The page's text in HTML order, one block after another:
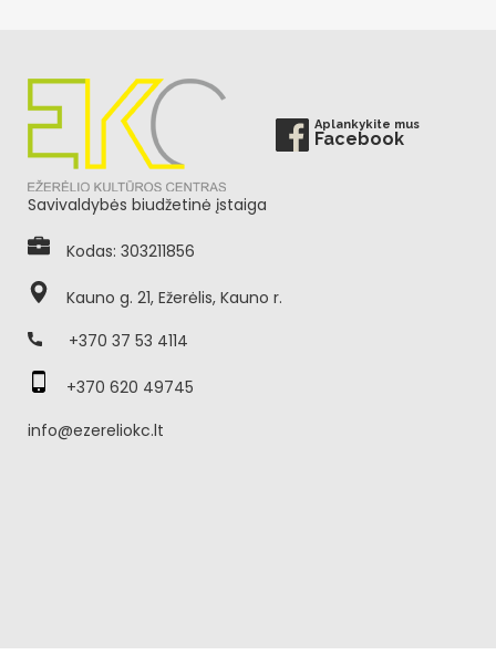
Aplankykite mus
Facebook
Savivaldybės biudžetinė įstaiga
Kodas: 303211856
Kauno g. 21, Ežerėlis, Kauno r.
+370 37 53 4114
+370 620 49745
info@ezereliokc.lt